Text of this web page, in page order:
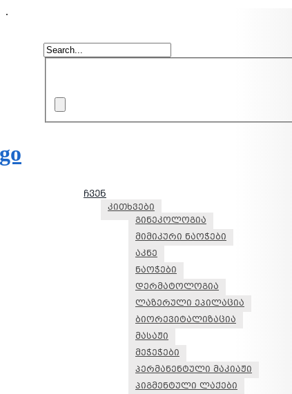
.
ჩვენ
კითხვები
გინეკოლოგია
მიმიკური ნაოჭები
აკნე
ნაოჭები
დერმატოლოგია
ლაზერული ეპილაცია
ბიორევიტალიზაცია
მასაჟი
მეჭეჭები
პერმანენტული მაკიაჟი
პიგმენტული ლაქები